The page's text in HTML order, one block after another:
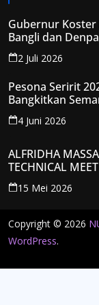
Gubernur Koster
Bangli dan
Spiritual
2 Juli 2026
Pesona Seririt
Bangkitkan
4 Juni 2026
ALFRIDHA
TECHNICAL
KANTONGI
15 Mei 2026
Copyright © 2026
WordPress.